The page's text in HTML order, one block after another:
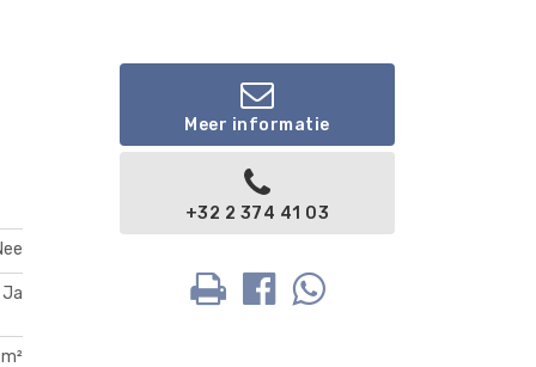
Ja
Meer informatie
+32 2 374 41 03